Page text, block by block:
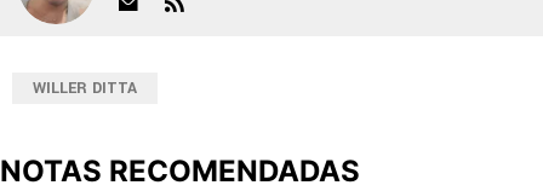
WILLER DITTA
NOTAS RECOMENDADAS